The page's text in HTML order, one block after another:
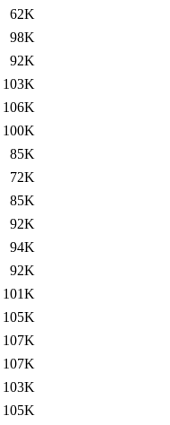
62K
98K
92K
103K
106K
100K
85K
72K
85K
92K
94K
92K
101K
105K
107K
107K
103K
105K